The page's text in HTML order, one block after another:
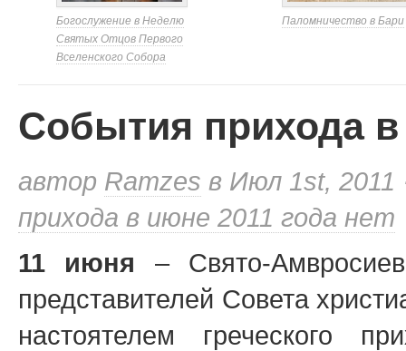
Богослужение в Неделю
Святых Отцов Первого
Вселенского Собора
Паломничество в Бари
События прихода в
автор Ramzes в Июл 1st, 2011
прихода в июне 2011 года нет
11 июня – Свято-
представителей Совета
настоятелем греческого